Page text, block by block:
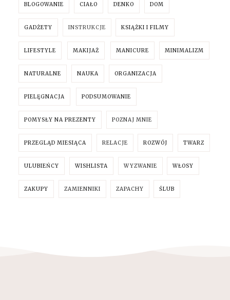
BLOGOWANIE CIAŁO DENKO DOM
GADŻETY INSTRUKCJE KSIĄŻKI I FILMY
LIFESTYLE MAKIJAŻ MANICURE MINIMALIZM
NATURALNE NAUKA ORGANIZACJA
PIELĘGNACJA PODSUMOWANIE
POMYSŁY NA PREZENTY POZNAJ MNIE
PRZEGLĄD MIESIĄCA RELACJE ROZWÓJ TWARZ
ULUBIEŃCY WISHLISTA WYZWANIE WŁOSY
ZAKUPY ZAMIENNIKI ZAPACHY ŚLUB